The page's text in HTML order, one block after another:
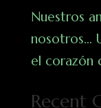
Nuestros
nosotros…
el corazón
Recent